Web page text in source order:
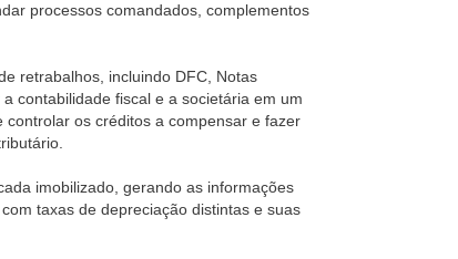
processos comandados, complementos
retrabalhos, incluindo DFC, Notas
contabilidade fiscal e a societária em um
os créditos a compensar e fazer
imobilizado, gerando as informações
taxas de depreciação distintas e suas